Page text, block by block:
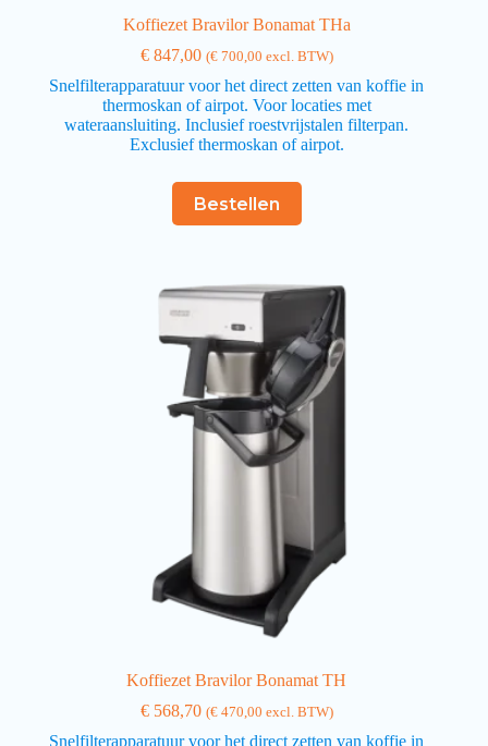
Koffiezet Bravilor Bonamat THa
€847,00 (€700,00 excl. BTW)
Snelfilterapparatuur voor het direct zetten van koffie in
thermoskan of airpot. Voor locaties met
wateraansluiting. Inclusief roestvrijstalen filterpan.
Exclusief thermoskan of airpot.
Bestellen
Koffiezet Bravilor Bonamat TH
€568,70 (€470,00 excl. BTW)
Snelfilterapparatuur voor het direct zetten van koffie in